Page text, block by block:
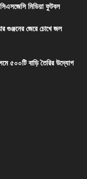
মিডিয়া ফুটবল
গুঞ্জনের জেরে চোখে জল
৫০০টি বাড়ি তৈরির উদ্যোগ